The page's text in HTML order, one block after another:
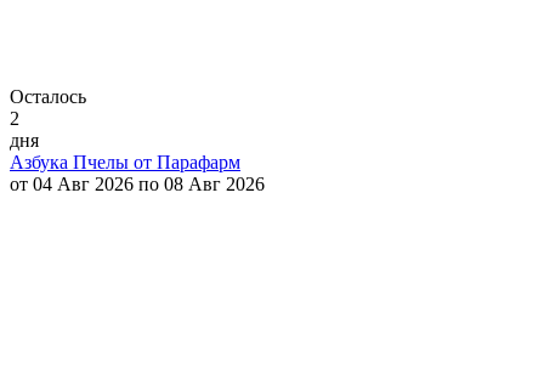
Осталось
2
дня
Азбука Пчелы от Парафарм
от 04 Авг 2026 по 08 Авг 2026